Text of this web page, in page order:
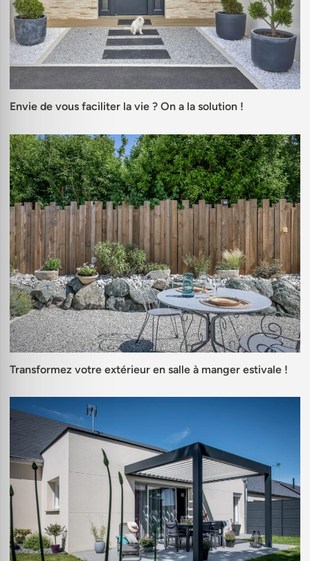
Envie de vous faciliter la vie ? On a la solution !
Transformez votre extérieur en salle à manger estivale !